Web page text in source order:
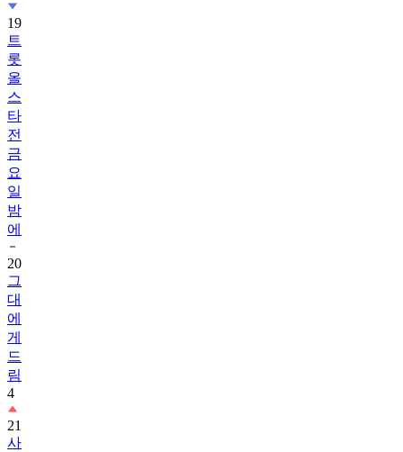
19
트
롯
올
스
타
전
금
요
일
밤
에
20
그
대
에
게
드
림
4
21
사